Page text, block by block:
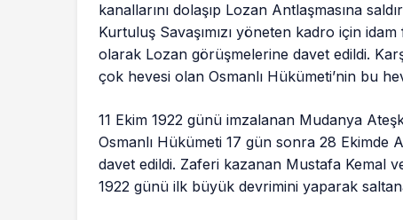
kanallarını dolaşıp Lozan Antlaşmasına
Kurtuluş Savaşımızı yöneten kadro için
olarak Lozan görüşmelerine davet edildi.
çok hevesi olan Osmanlı Hükümeti’nin bu
11 Ekim 1922 günü imzalanan Mudanya
Osmanlı Hükümeti 17 gün sonra 28 Ekimde
davet edildi. Zaferi kazanan Mustafa Kemal
1922 günü ilk büyük devrimini yaparak